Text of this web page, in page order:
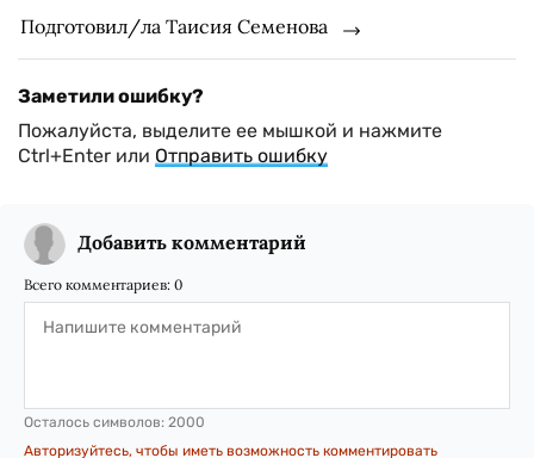
Подготовил/ла Таисия Семенова
Заметили ошибку?
Пожалуйста, выделите ее мышкой и нажмите
Ctrl+Enter или Отправить ошибку
Добавить комментарий
Всего комментариев: 0
Осталось символов: 2000
Авторизуйтесь, чтобы иметь возможность комментировать